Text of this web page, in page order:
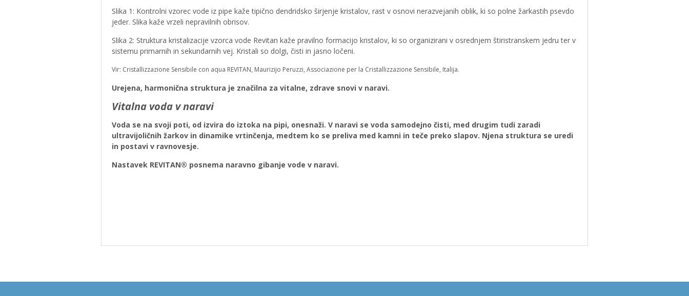
Slika 1: Kontrolni vzorec vode iz pipe kaže tipično dendridsko širjenje kristalov, rast v osnovi nerazvejanih oblik, ki so polne žarkastih psevdo
jeder. Slika kaže vrzeli nepravilnih obrisov.
Slika 2: Struktura kristalizacije vzorca vode Revitan kaže pravilno formacijo kristalov, ki so organizirani v osrednjem štiristranskem jedru ter v
sistemu primarnih in sekundarnih vej. Kristali so dolgi, čisti in jasno ločeni.
Vir: Cristallizzazione Sensibile con aqua REVITAN, Maurizijo Peruzzi, Associazione per la Cristallizzazione Sensibile, Italija.
Urejena, harmonična struktura je značilna za vitalne, zdrave snovi v naravi.
Vitalna voda v naravi
Voda se na svoji poti, od izvira do iztoka na pipi, onesnaži. V naravi se voda samodejno čisti, med drugim tudi zaradi
ultravijoličnih žarkov in dinamike vrtinčenja, medtem ko se preliva med kamni in teče preko slapov. Njena struktura se uredi
in postavi v ravnovesje.
Nastavek REVITAN® posnema naravno gibanje vode v naravi.